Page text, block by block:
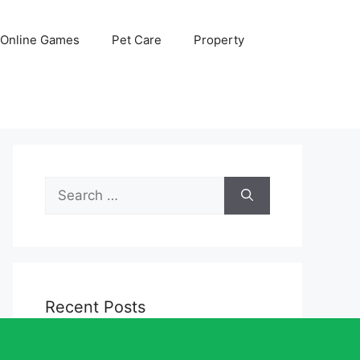
Online Games Pet Care Property
Search
for:
Recent Posts